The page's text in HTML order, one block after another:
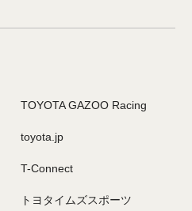
TOYOTA GAZOO Racing
toyota.jp
T-Connect
トヨタイムズスポーツ